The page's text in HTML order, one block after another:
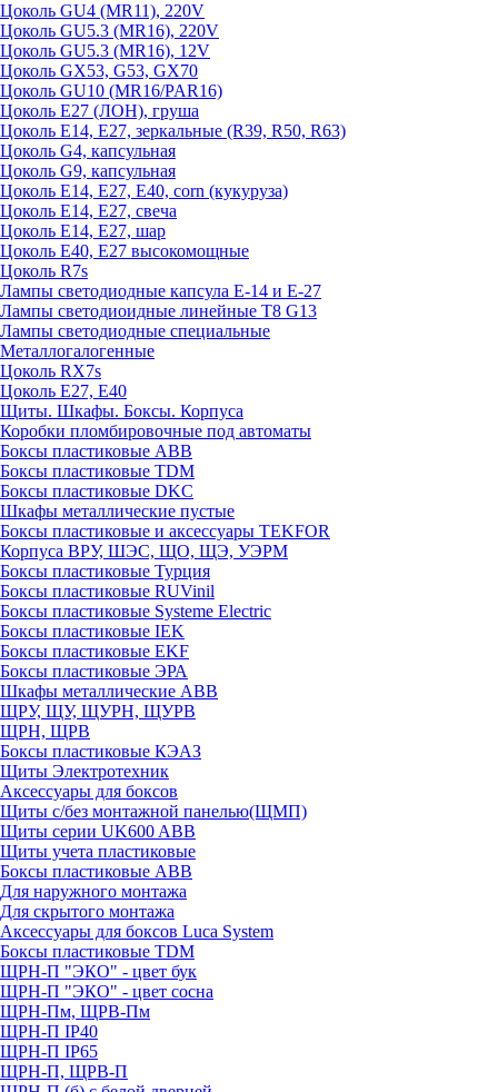
Цоколь GU4 (MR11), 220V
Цоколь GU5.3 (MR16), 220V
Цоколь GU5.3 (MR16), 12V
Цоколь GX53, G53, GX70
Цоколь GU10 (MR16/PAR16)
Цоколь Е27 (ЛОН), груша
Цоколь Е14, Е27, зеркальные (R39, R50, R63)
Цоколь G4, капсульная
Цоколь G9, капсульная
Цоколь Е14, Е27, Е40, corn (кукуруза)
Цоколь Е14, Е27, свеча
Цоколь Е14, Е27, шар
Цоколь Е40, Е27 высокомощные
Цоколь R7s
Лампы светодиодные капсула Е-14 и Е-27
Лампы светодиоидные линейные T8 G13
Лампы светодиодные специальные
Металлогалогенные
Цоколь RX7s
Цоколь Е27, E40
Щиты. Шкафы. Боксы. Корпуса
Коробки пломбировочные под автоматы
Боксы пластиковые ABB
Боксы пластиковые TDM
Боксы пластиковые DKC
Шкафы металлические пустые
Боксы пластиковые и аксессуары TEKFOR
Корпуса ВРУ, ШЭС, ЩО, ЩЭ, УЭРМ
Боксы пластиковые Турция
Боксы пластиковые RUVinil
Боксы пластиковые Systeme Electric
Боксы пластиковые IEK
Боксы пластиковые EKF
Боксы пластиковые ЭРА
Шкафы металлические ABB
ЩРУ, ЩУ, ЩУРН, ЩУРВ
ЩРН, ЩРВ
Боксы пластиковые КЭАЗ
Щиты Электротехник
Аксессуары для боксов
Щиты с/без монтажной панелью(ЩМП)
Щиты серии UK600 ABB
Щиты учета пластиковые
Боксы пластиковые ABB
Для наружного монтажа
Для скрытого монтажа
Аксессуары для боксов Luca System
Боксы пластиковые TDM
ЩРН-П "ЭКО" - цвет бук
ЩРН-П "ЭКО" - цвет сосна
ЩРН-Пм, ЩРВ-Пм
ЩРН-П IP40
ЩРН-П IP65
ЩРН-П, ЩРВ-П